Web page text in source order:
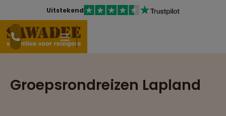
Uitstekend
Groepsrondreizen Lapland